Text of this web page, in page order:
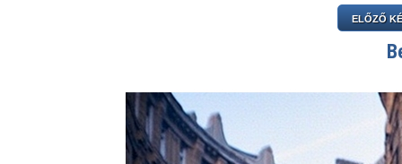
ELŐZŐ